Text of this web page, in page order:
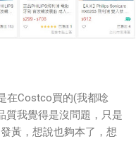
在Costco買的(我都唸
質我覺得是沒問題，只是
黃，想說也夠本了，想